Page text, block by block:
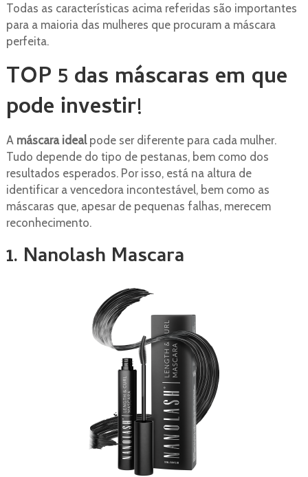
Todas as características acima referidas são importantes
para a maioria das mulheres que procuram a máscara
perfeita.
TOP 5 das máscaras em que
pode investir!
A máscara idealpode ser diferente para cada mulher.
Tudo depende do tipo de pestanas, bem como dos
resultados esperados. Por isso, está na altura de
identificar a vencedora incontestável, bem como as
máscaras que, apesar de pequenas falhas, merecem
reconhecimento.
1. Nanolash Mascara